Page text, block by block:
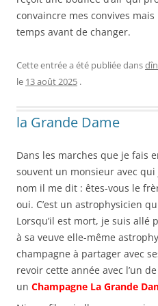
convaincre mes convives
temps avant de changer.
Cette entrée a été publiée dans
le 13 août 2025 .
la Grande Dame
Dans les marches que je fais
souvent un monsieur avec qui
nom il me dit : êtes-vous le
oui. C’est un astrophysicien
Lorsqu’il est mort, je suis allé
à sa veuve elle-même
champagne à partager avec
revoir cette année avec l’un
un Champagne La Grande